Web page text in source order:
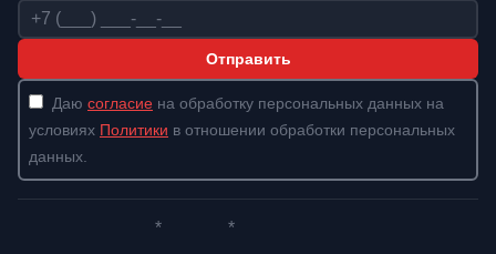
Телефон
Отправить
Даю согласие на обработку персональных данных на
условиях Политики в отношении обработки персональных
данных.
* *